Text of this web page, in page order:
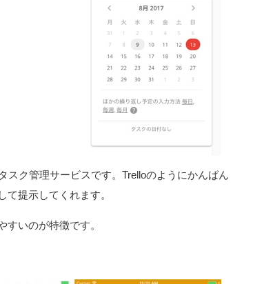
スク管理サービスです。Trelloのようにかんばん
提示してくれます。
いのが特徴です。